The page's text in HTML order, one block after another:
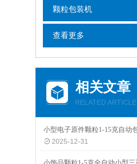
颗粒包装机
查看更多
相关文章
RELATED ARTICLE
2025-12-31